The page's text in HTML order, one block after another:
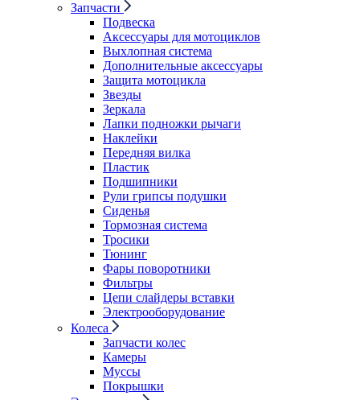
Запчасти
Подвеска
Аксессуары для мотоциклов
Выхлопная система
Дополнительные аксессуары
Защита мотоцикла
Звезды
Зеркала
Лапки подножки рычаги
Наклейки
Передняя вилка
Пластик
Подшипники
Рули грипсы подушки
Сиденья
Тормозная система
Тросики
Тюнинг
Фары поворотники
Фильтры
Цепи слайдеры вставки
Электрооборудование
Колеса
Запчасти колес
Камеры
Муссы
Покрышки